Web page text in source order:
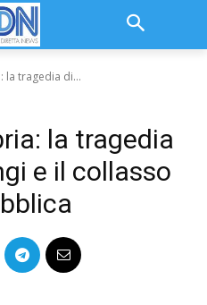
la tragedia di...
la tragedia
e il collasso